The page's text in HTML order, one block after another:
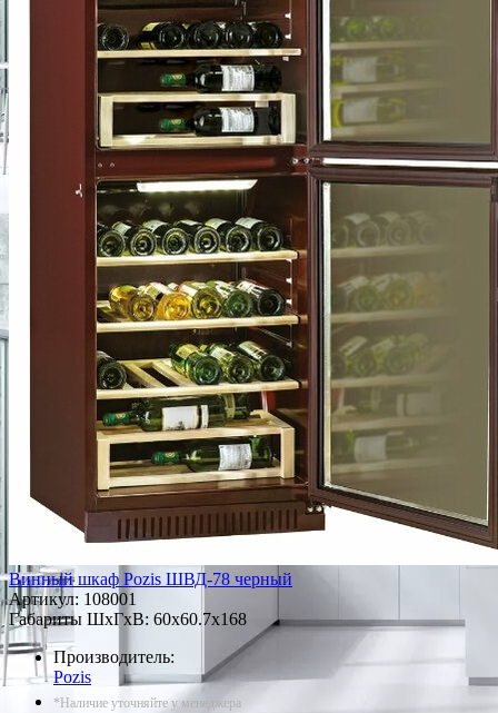
Винный шкаф Pozis ШВД-78 черный
Артикул: 108001
Габариты ШxГxВ: 60x60.7x168
Производитель:
Pozis
*Наличие уточняйте у менеджера